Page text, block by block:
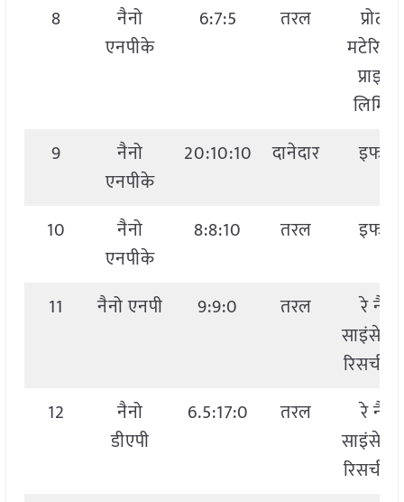
8
नैनो
एनपीके
6:7:5 तरल
प्रोटो9
प्राइवेट
9
नैनो
एनपीके
20:10:10 दानेदार इफको
10
नैनो
एनपीके
8:8:10 तरल इफको
11 नैनो एनपी 9:9:0 तरल
रे नैनो
साइंसेज
रिसर्च
12
नैनो
डीएपी
6.5:17:0 तरल
रे नैनो
साइंसेज
रिसर्च